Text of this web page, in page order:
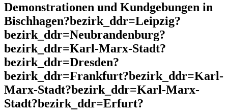
Demonstrationen und Kundgebungen in
Bischhagen?bezirk_ddr=Leipzig?
bezirk_ddr=Neubrandenburg?
bezirk_ddr=Karl-Marx-Stadt?
bezirk_ddr=Dresden?
bezirk_ddr=Frankfurt?bezirk_ddr=Karl-
Marx-Stadt?bezirk_ddr=Karl-Marx-
Stadt?bezirk_ddr=Erfurt?